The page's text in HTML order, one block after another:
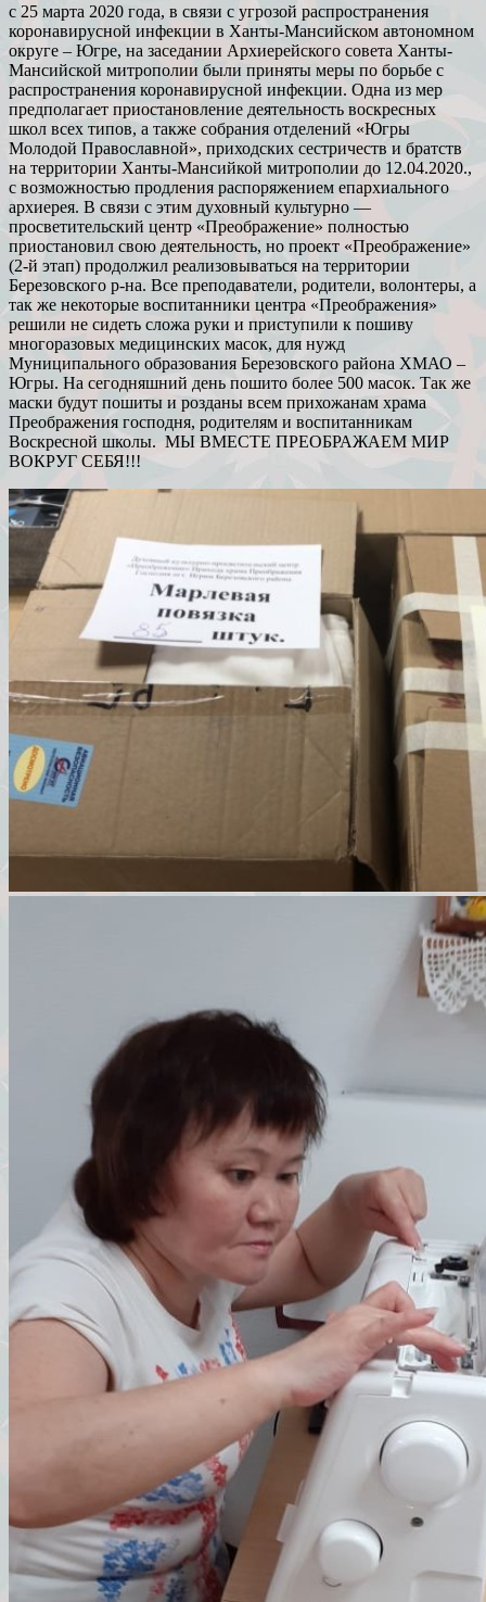
с 25 марта 2020 года, в связи с угрозой распространения
коронавирусной инфекции в Ханты-Мансийском автономном
округе – Югре, на заседании Архиерейского совета Ханты‐
Мансийской митрополии были приняты меры по борьбе с
распространения коронавирусной инфекции. Одна из мер
предполагает приостановление деятельность воскресных
школ всех типов, а также собрания отделений «Югры
Молодой Православной», приходских сестричеств и братств
на территории Ханты-Мансийкой митрополии до 12.04.2020.,
с возможностью продления распоряжением епархиального
архиерея. В связи с этим духовный культурно —
просветительский центр «Преображение» полностью
приостановил свою деятельность, но проект «Преображение»
(2-й этап) продолжил реализовываться на территории
Березовского р-на. Все преподаватели, родители, волонтеры, а
так же некоторые воспитанники центра «Преображения»
решили не сидеть сложа руки и приступили к пошиву
многоразовых медицинских масок, для нужд
Муниципального образования Березовского района ХМАО –
Югры. На сегодняшний день пошито более 500 масок. Так же
маски будут пошиты и розданы всем прихожанам храма
Преображения господня, родителям и воспитанникам
Воскресной школы. МЫ ВМЕСТЕ ПРЕОБРАЖАЕМ МИР
ВОКРУГ СЕБЯ!!!